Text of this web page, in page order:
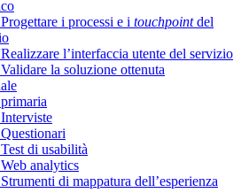
i processi e i touchpointdel
l’interfaccia utente del servizio
la soluzione ottenuta
di usabilità
analytics
di mappatura dell’esperienza